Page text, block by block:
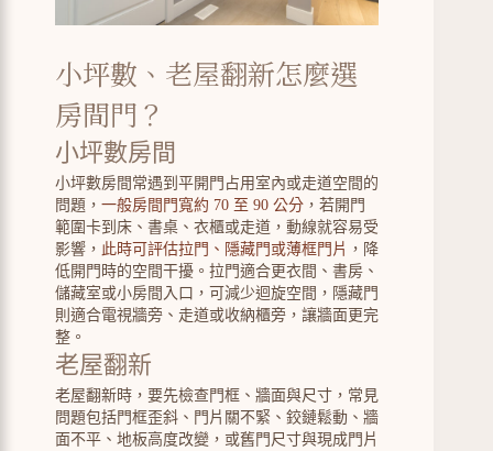
小坪數、老屋翻新怎麼選
房間門？
小坪數房間
小坪數房間常遇到平開門占用室內或走道空間的
問題， 一般房間門寬約 70 至 90 公分 ，若開門
範圍卡到床、書桌、衣櫃或走道，動線就容易受
影響， 此時可評估拉門、隱藏門或薄框門片 ，降
低開門時的空間干擾。拉門適合更衣間、書房、
儲藏室或小房間入口，可減少迴旋空間，隱藏門
則適合電視牆旁、走道或收納櫃旁，讓牆面更完
整。
老屋翻新
老屋翻新時，要先檢查門框、牆面與尺寸，常見
問題包括門框歪斜、門片關不緊、鉸鏈鬆動、牆
面不平、地板高度改變，或舊門尺寸與現成門片